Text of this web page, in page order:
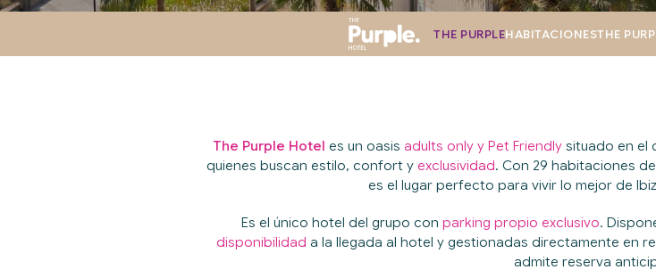
THE PURPLEHABITACIONESTHE
The Purple Hotel es un oasis adults only y Pet Friendlysituado en el
quienes buscan estilo, confort y exclusividad. Con 29 habitaciones
es el lugar perfecto para vivir lo mejor de
Es el único hotel del grupo con parking propio exclusivo.
disponibilidad a la llegada al hotel y gestionadas directamente en
admite reserva